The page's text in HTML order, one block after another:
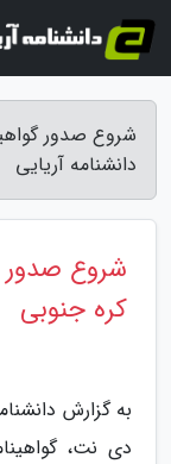
شروع صدور
دانشنامه آریایی
شروع صدور
کره جنوبی
به گزارش
دی نت،